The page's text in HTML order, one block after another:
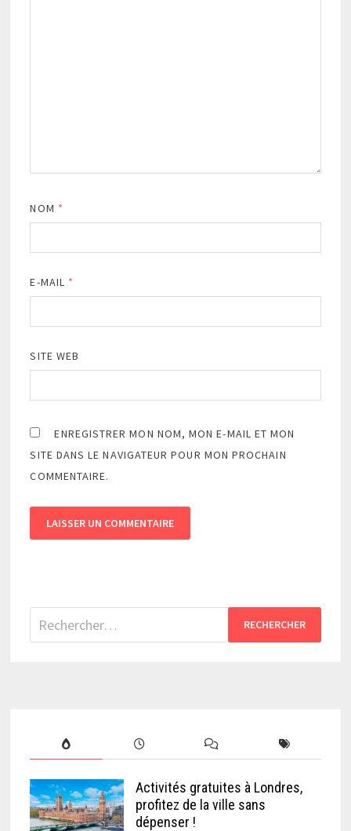
NOM *
E-MAIL *
SITE WEB
ENREGISTRER MON NOM, MON E-MAIL ET MON
SITE DANS LE NAVIGATEUR POUR MON PROCHAIN
COMMENTAIRE.
Rechercher :
Activités gratuites à Londres,
profitez de la ville sans
dépenser !